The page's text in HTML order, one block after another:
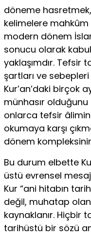
döneme hasretmek,
kelimelere
modern dönem
sonucu olarak
yaklaşımdır. Tefsir
şartları ve
Kur’an’daki birçok
münhasır olduğu­nu
onlarca tefsir
okumaya karşı
dönem
Bu durum elbette
üstü evrensel
Kur “ani hitabın
değil, muhatap
kaynaklanır. Hiçbir
tarihüstü bir sözü